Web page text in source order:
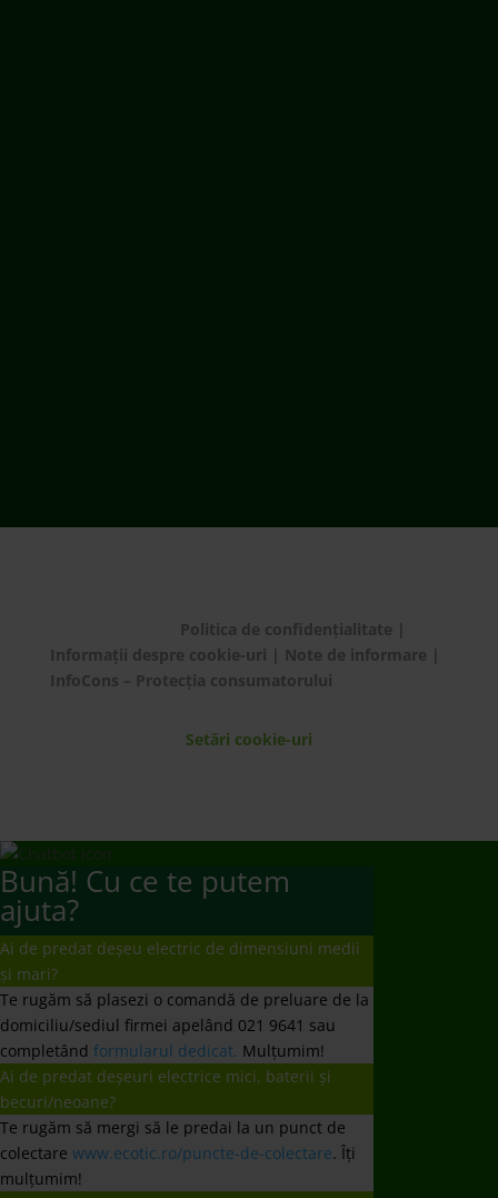
Politica de confidențialitate
Informații despre cookie-uri
Note de informare
InfoCons – Protecția consumatorului
Setări cookie-uri
Bună! Cu ce te putem
ajuta?
Ai de predat deșeu electric de dimensiuni medii
și mari?
Te rugăm să plasezi o comandă de preluare de la
domiciliu/sediul firmei apelând 021 9641 sau
completând formularul dedicat. Mulțumim!
Ai de predat deșeuri electrice mici, baterii și
becuri/neoane?
Te rugăm să mergi să le predai la un punct de
colectare www.ecotic.ro/puncte-de-colectare. Îți
mulțumim!